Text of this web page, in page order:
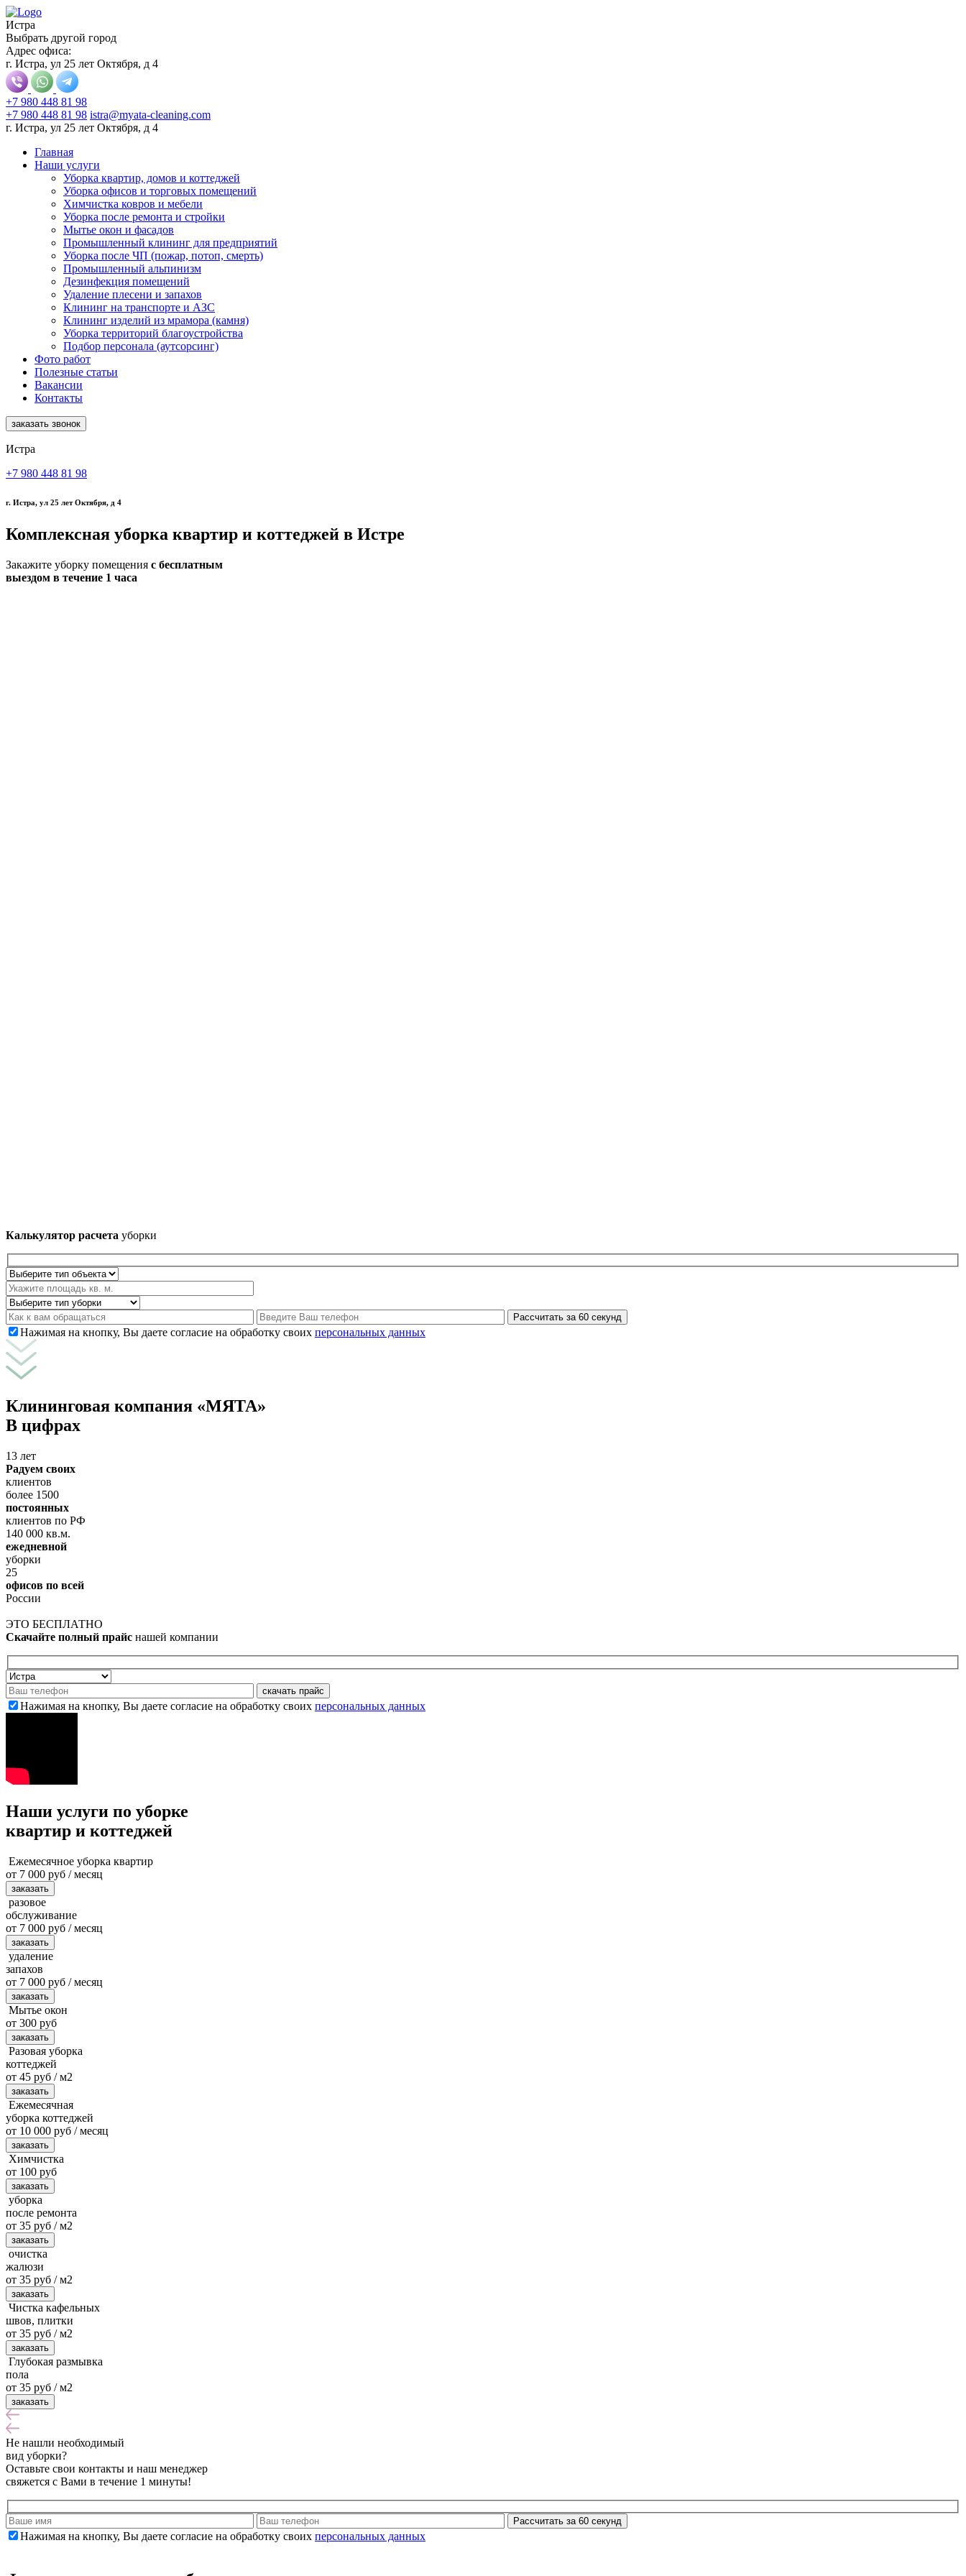
Истра
Выбрать другой город
Адрес офиса:
г. Истра, ул 25 лет Октября, д 4
+7 980 448 81 98
+7 980 448 81 98 istra@myata-cleaning.com
г. Истра, ул 25 лет Октября, д 4
Главная
Наши услуги
Уборка квартир, домов и коттеджей
Уборка офисов и торговых помещений
Химчистка ковров и мебели
Уборка после ремонта и стройки
Мытье окон и фасадов
Промышленный клининг для предприятий
Уборка после ЧП (пожар, потоп, смерть)
Промышленный альпинизм
Дезинфекция помещений
Удаление плесени и запахов
Клининг на транспорте и АЗС
Клининг изделий из мрамора (камня)
Уборка территорий благоустройства
Подбор персонала (аутсорсинг)
Фото работ
Полезные статьи
Вакансии
Контакты
заказать звонок
Истра
+7 980 448 81 98
г. Истра, ул 25 лет Октября, д 4
Комплексная уборка квартир и коттеджей в Истре
Закажите уборку помещения с бесплатным
выездом в течение 1 часа
Калькулятор расчета уборки
Рассчитать за 60 секунд
Нажимая на кнопку, Вы даете согласие на обработку своих персональных данных
Клининговая компания «МЯТА»
В цифрах
13 лет
Радуем своих
клиентов
более 1500
постоянных
клиентов по РФ
140 000 кв.м.
ежедневной
уборки
25
офисов по всей
России
ЭТО БЕСПЛАТНО
Скачайте полный прайс нашей компании
скачать прайс
Нажимая на кнопку, Вы даете согласие на обработку своих персональных данных
Наши услуги по уборке
квартир и коттеджей
Ежемесячное уборка квартир
от 7 000 руб / месяц
заказать
разовое
обслуживание
от 7 000 руб / месяц
заказать
удаление
запахов
от 7 000 руб / месяц
заказать
Мытье окон
от 300 руб
заказать
Разовая уборка
коттеджей
от 45 руб / м2
заказать
Ежемесячная
уборка коттеджей
от 10 000 руб / месяц
заказать
Химчистка
от 100 руб
заказать
уборка
после ремонта
от 35 руб / м2
заказать
очистка
жалюзи
от 35 руб / м2
заказать
Чистка кафельных
швов, плитки
от 35 руб / м2
заказать
Глубокая размывка
пола
от 35 руб / м2
заказать
Не нашли необходимый
вид уборки?
Оставьте свои контакты и наш менеджер
свяжется с Вами в течение 1 минуты!
Рассчитать за 60 секунд
Нажимая на кнопку, Вы даете согласие на обработку своих персональных данных